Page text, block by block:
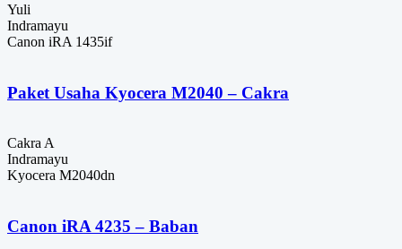
Yuli
Indramayu
Canon iRA 1435if
Paket Usaha Kyocera M2040 – Cakra
Cakra A
Indramayu
Kyocera M2040dn
Canon iRA 4235 – Baban